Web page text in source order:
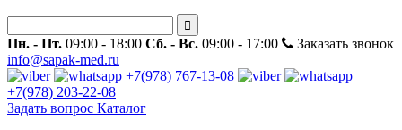
Пн. - Пт. 09:00 - 18:00 Сб. - Вс. 09:00 - 17:00
Заказать звонок
info@sapak-med.ru
+7(978) 767-13-08
+7(978) 203-22-08
Задать вопрос Каталог